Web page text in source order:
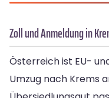
Zoll und Anmeldung in
Österreich ist EU-
Umzug nach Krems